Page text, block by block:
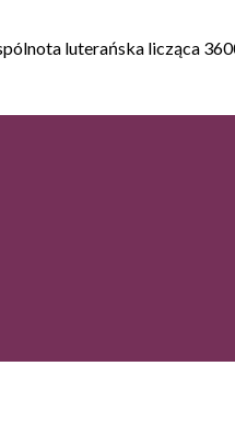
luterańska licząca